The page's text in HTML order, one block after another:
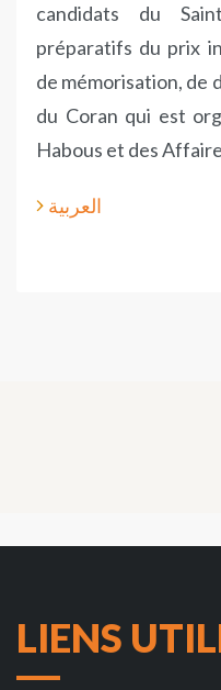
candidats du
préparatifs du prix
de mémorisation, de
du Coran qui est
Habous et des
العربية
LIENS